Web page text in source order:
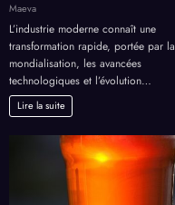
Maeva
L’industrie moderne connaît une
transformation rapide, portée par la
mondialisation, les avancées
technologiques et l’évolution…
Lire la suite